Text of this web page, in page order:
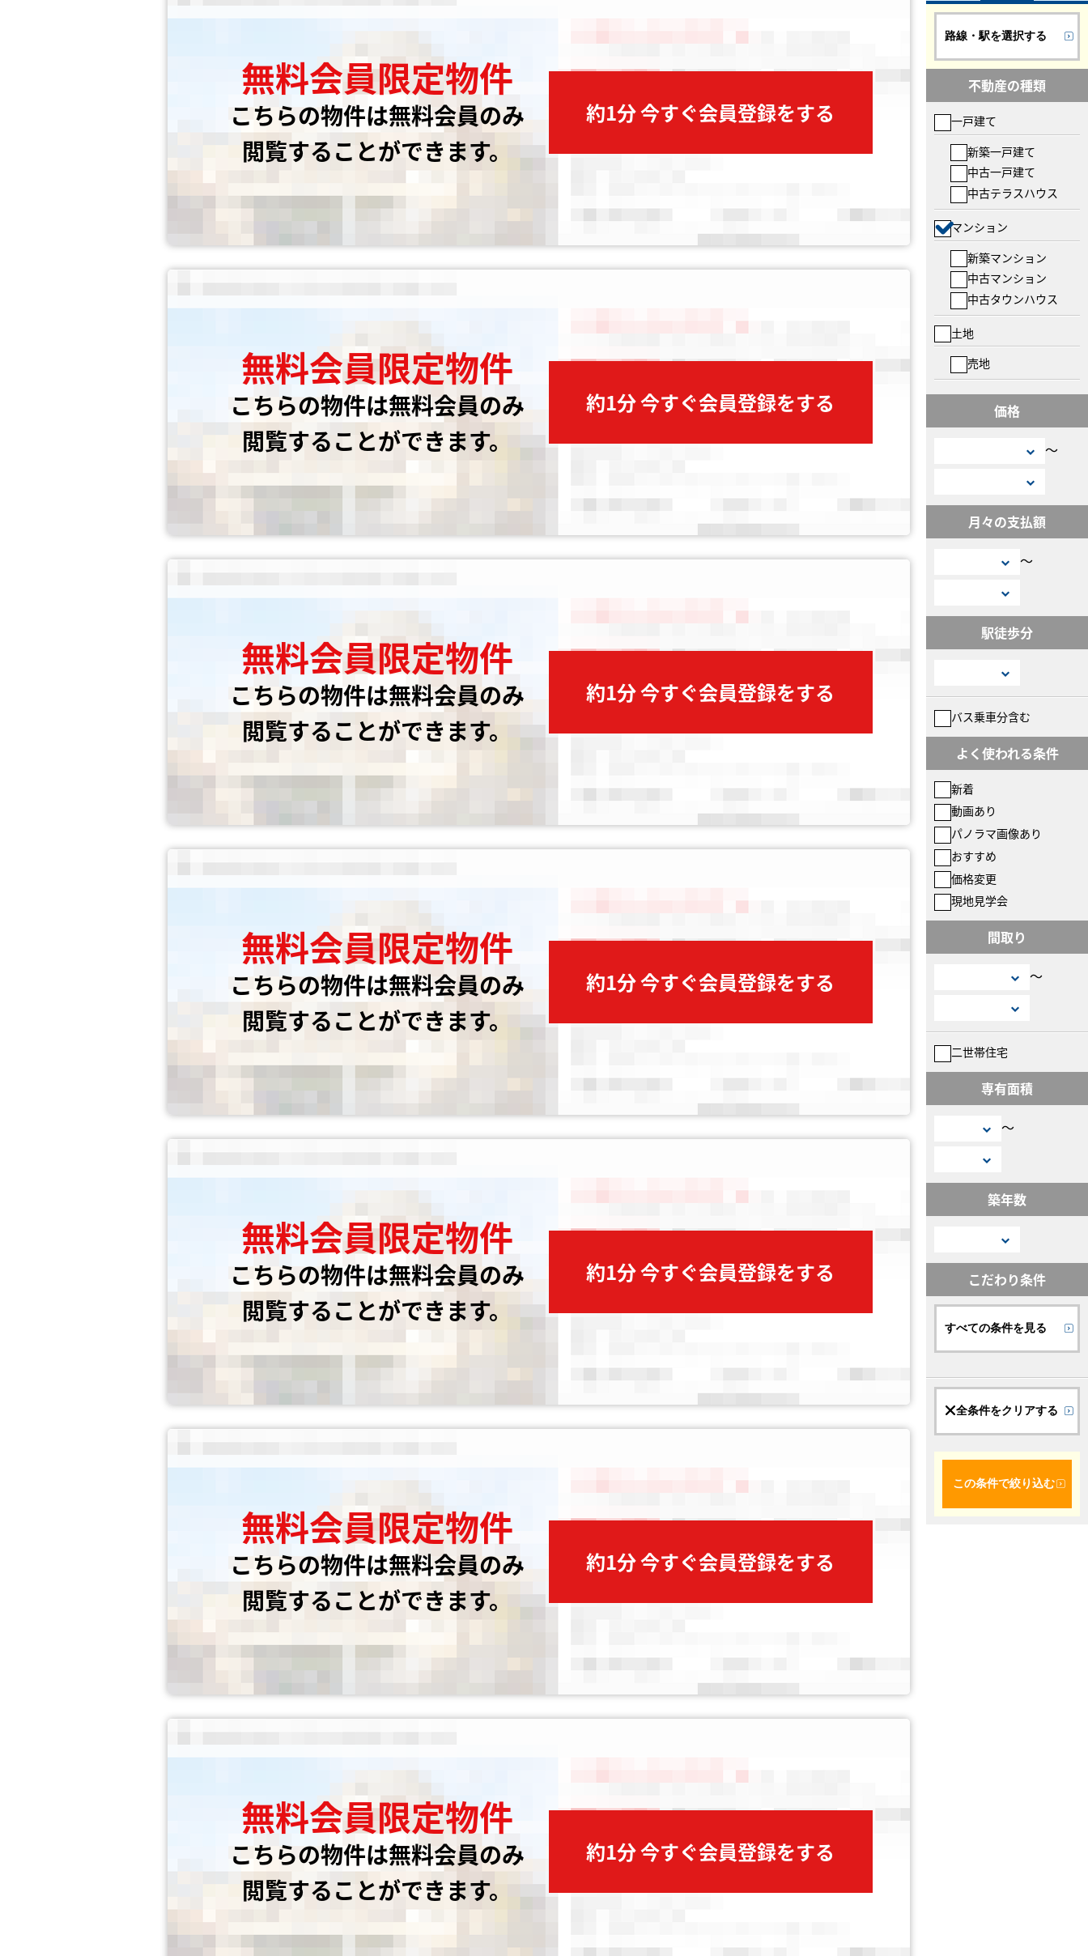
無料会員限定物件
こちらの物件は無料会員のみ
閲覧することができます。
約1分 今すぐ会員登録をする
無料会員限定物件
こちらの物件は無料会員のみ
閲覧することができます。
約1分 今すぐ会員登録をする
無料会員限定物件
こちらの物件は無料会員のみ
閲覧することができます。
約1分 今すぐ会員登録をする
無料会員限定物件
こちらの物件は無料会員のみ
閲覧することができます。
約1分 今すぐ会員登録をする
無料会員限定物件
こちらの物件は無料会員のみ
閲覧することができます。
約1分 今すぐ会員登録をする
無料会員限定物件
こちらの物件は無料会員のみ
閲覧することができます。
約1分 今すぐ会員登録をする
無料会員限定物件
こちらの物件は無料会員のみ
閲覧することができます。
約1分 今すぐ会員登録をする
路線・駅を選択する
不動産の種類
一戸建て
新築一戸建て
中古一戸建て
中古テラスハウス
マンション
新築マンション
中古マンション
中古タウンハウス
土地
売地
価格
〜
月々の支払額
〜
駅徒歩分
バス乗車分含む
よく使われる条件
新着
動画あり
パノラマ画像あり
おすすめ
価格変更
現地見学会
間取り
〜
二世帯住宅
専有面積
〜
築年数
こだわり条件
すべての条件を見る
全条件をクリアする
この条件で絞り込む